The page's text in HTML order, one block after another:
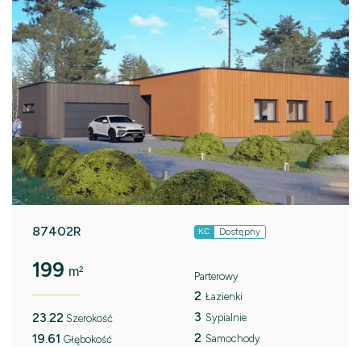
87402R KC Dostępny
199 m²
23.22 Szerokość
19.61 Głębokość
Parterowy
2 Łazienki
3 Sypialnie
2 Samochody